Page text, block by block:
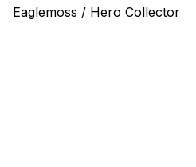
Eaglemoss / Hero Collector